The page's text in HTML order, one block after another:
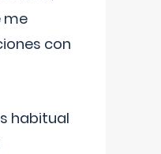
me
con
habitual